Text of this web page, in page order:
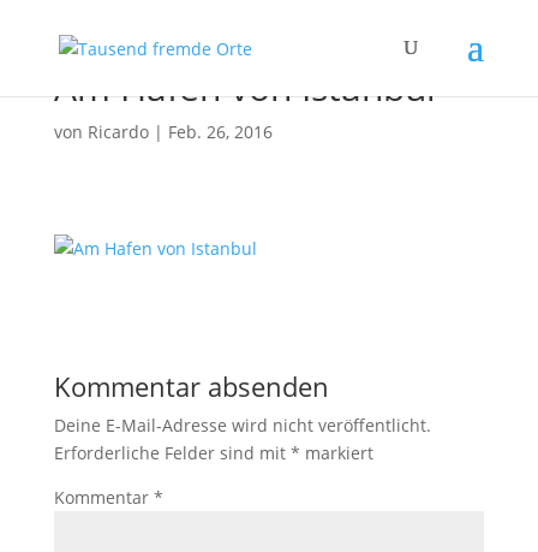
Am Hafen von Istanbul
von Ricardo| Feb. 26, 2016
Kommentar absenden
Deine E-Mail-Adresse wird nicht veröffentlicht.
Erforderliche Felder sind mit * markiert
Kommentar *